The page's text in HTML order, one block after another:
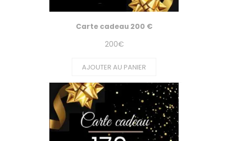
Carte cadeau 200 €
200€
AJOUTER AU PANIER